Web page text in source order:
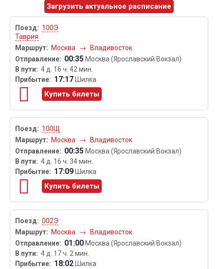
Загрузить актуальное расписание
100Э
Таврия
Москва
→ Владивосток
00:35 Москва (Ярославский Вокзал)
4 д. 16 ч. 42 мин.
17:17 Шилка
Купить билеты
100Щ
Москва
→ Владивосток
00:35 Москва (Ярославский Вокзал)
4 д. 16 ч. 34 мин.
17:09 Шилка
Купить билеты
002Э
Москва
→ Владивосток
01:00 Москва (Ярославский Вокзал)
4 д. 17 ч. 2 мин.
18:02 Шилка